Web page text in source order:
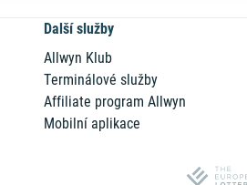
Další služby
Allwyn Klub
Terminálové služby
Affiliate program Allwyn
Mobilní aplikace